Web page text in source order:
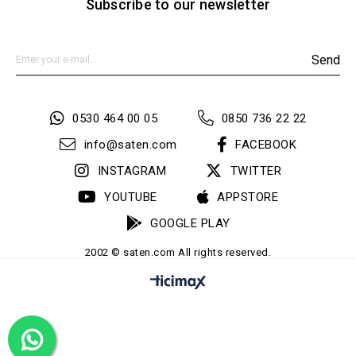
Subscribe to our newsletter
Send
0530 464 00 05
0850 736 22 22
info@saten.com
FACEBOOK
INSTAGRAM
TWITTER
YOUTUBE
APPSTORE
GOOGLE PLAY
2002 © saten.com All rights reserved.